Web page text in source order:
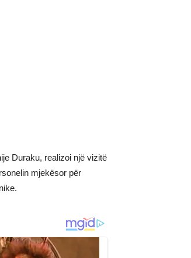
Duraku, realizoi një vizitë
mjekësor për